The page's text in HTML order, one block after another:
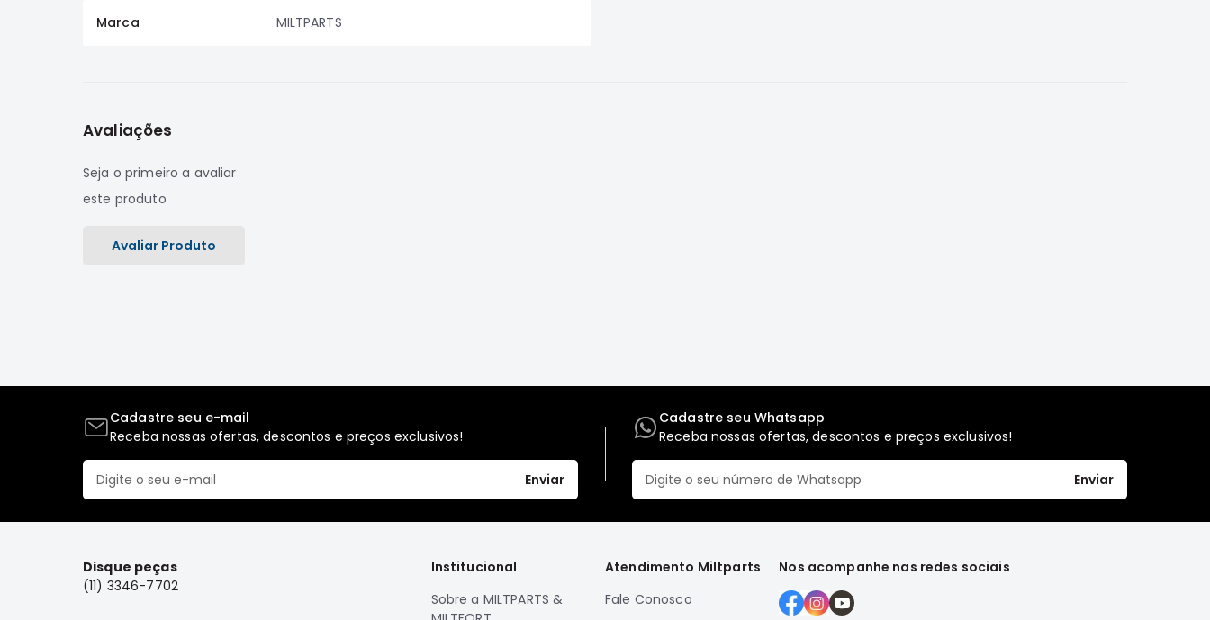
Marca MILTPARTS
Avaliações
Seja o primeiro a avaliar
este produto
Avaliar Produto
Cadastre seu e-mail
Receba nossas ofertas, descontos e preços exclusivos!
Enviar
Cadastre seu Whatsapp
Receba nossas ofertas, descontos e preços exclusivos!
Enviar
Disque peças
(11) 3346-7702
Institucional
Sobre a MILTPARTS &
Atendimento Miltparts
Fale Conosco
Nos acompanhe nas redes sociais